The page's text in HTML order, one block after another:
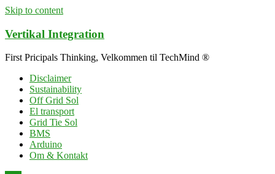
Skip to content
Vertikal Integration
First Pricipals Thinking, Velkommen til TechMind ®
Disclaimer
Sustainability
Off Grid Sol
El transport
Grid Tie Sol
BMS
Arduino
Om & Kontakt